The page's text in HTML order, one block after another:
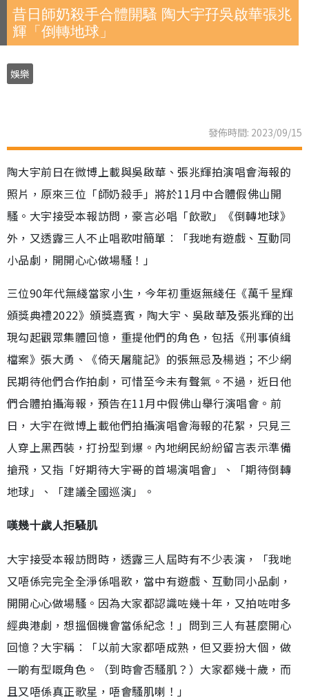
昔日師奶殺手合體開騷 陶大宇孖吳啟華張兆
輝「倒轉地球」
娛樂
發佈時間: 2023/09/15
陶大宇前日在微博上載與吳啟華、張兆輝拍演唱會海報的
照片，原來三位「師奶殺手」將於11月中合體假佛山開
騷。大宇接受本報訪問，豪言必唱「飲歌」《倒轉地球》
外，又透露三人不止唱歌咁簡單︰「我哋有遊戲、互動同
小品劇，開開心心做場騷！」
三位90年代無綫當家小生，今年初重返無綫任《萬千星輝
頒獎典禮2022》頒獎嘉賓，陶大宇、吳啟華及張兆輝的出
現勾起觀眾集體回憶，重提他們的角色，包括《刑事偵緝
檔案》張大勇、《倚天屠龍記》的張無忌及楊逍；不少網
民期待他們合作拍劇，可惜至今未有聲氣。不過，近日他
們合體拍攝海報，預告在11月中假佛山舉行演唱會。前
日，大宇在微博上載他們拍攝演唱會海報的花絮，只見三
人穿上黑西裝，打扮型到爆。內地網民紛紛留言表示準備
搶飛，又指「好期待大宇哥的首場演唱會」、「期待倒轉
地球」、「建議全國巡演」。
嘆幾十歲人拒騷肌
大宇接受本報訪問時，透露三人屆時有不少表演，「我哋
又唔係完完全全淨係唱歌，當中有遊戲、互動同小品劇，
開開心心做場騷。因為大家都認識咗幾十年，又拍咗咁多
經典港劇，想搵個機會當係紀念！」問到三人有甚麼開心
回憶？大宇稱︰「以前大家都唔成熟，但又要扮大個，做
一啲有型嘅角色。（到時會否騷肌？）大家都幾十歲，而
且又唔係真正歌星，唔會騷肌喇！」